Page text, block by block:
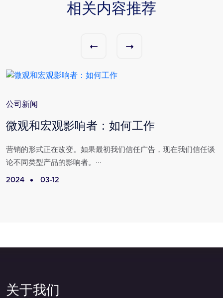
相关内容推荐
公司新闻
微观和宏观影响者：如何工作
营销的形式正在改变。如果最初我们信任广告，现在我们信任谈
论不同类型产品的影响者。···
2024 03-12
关于我们